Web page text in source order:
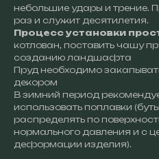
небольшие удары и трение.
раз и служит десятилетия.
Процесс установки
котлован, поставить чашу
созданию ландшафта
Пруд необходимо
декором
В зимний период
использовать поплавки
распределять по
нормального давления и с
деформации изделия).